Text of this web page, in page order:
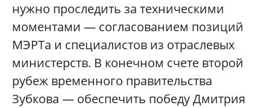
нужно проследить за техническими
моментами — согласованием позиций
МЭРТа и специалистов из отраслевых
министерств. В конечном счете второй
рубеж временного правительства
Зубкова — обеспечить победу Дмитрия